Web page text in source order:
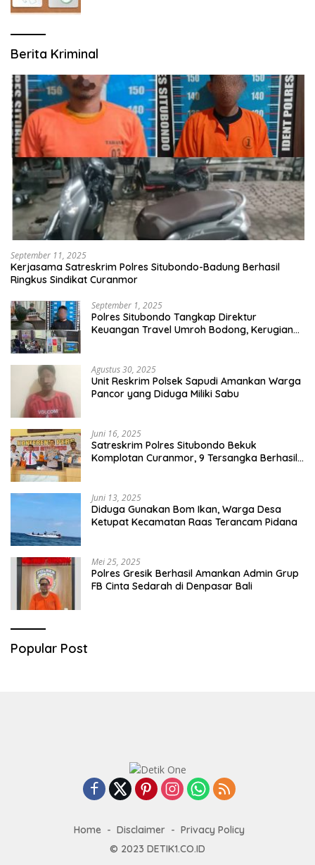
Berita Kriminal
September 11, 2025
Kerjasama Satreskrim Polres Situbondo-Badung Berhasil
Ringkus Sindikat Curanmor
September 1, 2025
Polres Situbondo Tangkap Direktur
Keuangan Travel Umroh Bodong, Kerugian
Agustus 30, 2025
Unit Reskrim Polsek Sapudi Amankan Warga
Pancor yang Diduga Miliki Sabu
Juni 16, 2025
Satreskrim Polres Situbondo Bekuk
Komplotan Curanmor, 9 Tersangka Berhasil
Juni 13, 2025
Diduga Gunakan Bom Ikan, Warga Desa
Ketupat Kecamatan Raas Terancam Pidana
Mei 25, 2025
Polres Gresik Berhasil Amankan Admin Grup
FB Cinta Sedarah di Denpasar Bali
Popular Post
Home Disclaimer
Privacy Policy
© 2023 DETIK1.CO.ID